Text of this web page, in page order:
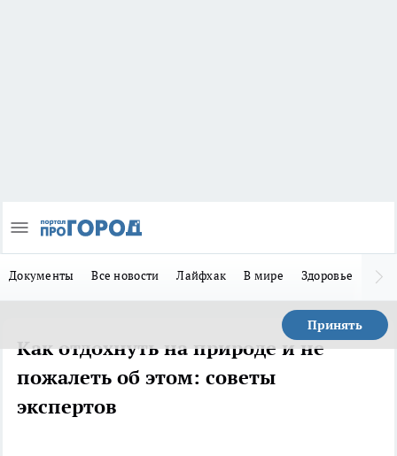
Документы Все новости Лайфхак В мире Здоровье
Принять
Как отдохнуть на природе и не
пожалеть об этом: советы
экспертов